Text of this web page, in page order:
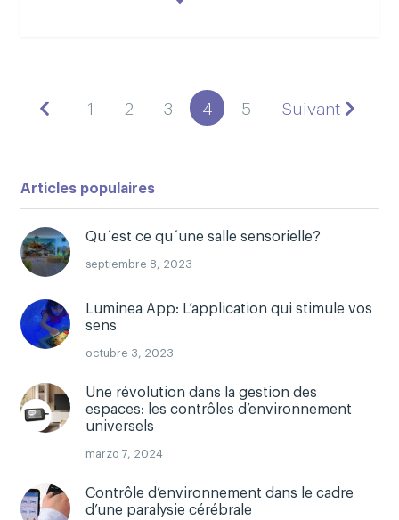
1 2 3 4 5 Suivant
Articles populaires
Qu´est ce qu´une salle sensorielle?
septiembre 8, 2023
Luminea App: L’application qui stimule vos
sens
octubre 3, 2023
Une révolution dans la gestion des
espaces: les contrôles d’environnement
universels
marzo 7, 2024
Contrôle d’environnement dans le cadre
d’une paralysie cérébrale